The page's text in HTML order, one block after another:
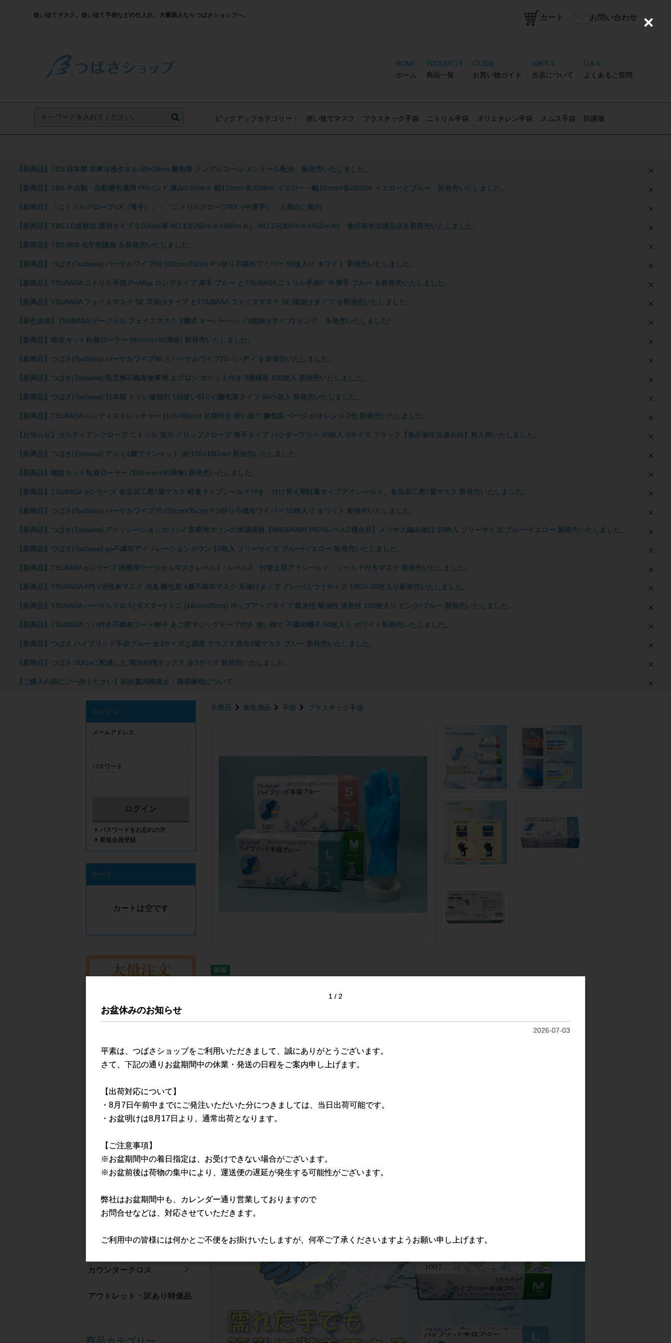
【新商品】TBS 日本製 氷爽冷感タオル 60×26cm 個包装 ノンアルコール メントール配合 新発売いたしました。
【新商品】TBS 半自動・自動梱包機用 PPバンド 厚み0.55ｍｍ 幅12mm×長3000ｍ イエロー・幅15mm×長2500ｍ イエローとブルー 新発売いたしました。
【新商品】「ニトリルグローブUX（薄手）」・「ニトリルグローブRX（中厚手）」入荷のご案内
【新商品】TBS LD規格袋 透明タイプ 0.03mm厚 NO.13(260ｍｍ×380ｍｍ)、NO.15(300ｍｍ×450ｍｍ) 食品衛生法適合品を新発売いたしました。
【新商品】TBS-B09 化学防護服 を新発売いたしました。
【新商品】つばさ(Tsubasa) バーサルワイプ50 (32cm×35cm) 4つ折り不織布ワイパー 50枚入り ホワイト 新発売いたしました。
【新商品】TSUBASA ニトリル手袋 ProMax ロングタイプ 厚手 ブルー とTSUBASA ニトリル手袋5⁺ 中厚手 ブルー を新発売いたしました。
【新商品】TSUBASA フェイスマスク SE 耳掛けタイプ とTSUBASA フェイスマスク SE 頭掛けタイプ を新発売いたしました。
【新色追加】TSUBASA サージカル フェイスマスク 3層式 オーバーヘッド(頭掛けタイプ) ピンク を発売いたしました!
【新商品】螺旋カット粘着ローラー (80ｍｍ×90周巻) 新発売いたしました。
【新商品】つばさ(Tsubasa) バーサルワイプ90 とバーサルワイプ70ハンディ を新発売いたしました。
【新商品】つばさ(Tsubasa) 乳児用不織布食事用 エプロン ポケット付き 3層構造 100枚入 新発売いたしました。
【新商品】つばさ(Tsubasa) 日本製 トイレ凝固剤 1回使い切りの個包装タイプ 60小袋入 新発売いたしました。
【新商品】TSUBASA ハンディストレッチャー (175×60cm) 足袋付き 使い捨て 個包装 ベージュ/オレンジ 2色 新発売いたしました。
【お知らせ】ガルディアングローブ ニトリル 強力 グリップグローブ 厚手タイプ パウダーフリー 50枚入 Sサイズ ブラック【食品衛生法適合品】再入荷いたしました。
【新商品】つばさ(Tsubasa) アルミ4層ブランケット (約105×180cm) 新発売いたしました。
【新商品】螺旋カット粘着ローラー (160ｍｍ×90周巻) 新発売いたしました。
【新商品】TSUBASA φシリーズ 食品加工用2層マスク 軽量タイプシールド付き、付け替え用軽量タイプアイシールド、食品加工用2層マスク 新発売いたしました。
【新商品】つばさ(Tsubasa) バーサルワイプ70 (32cm×35cm) 4つ折り不織布ワイパー 50枚入り ホワイト 新発売いたしました。
【新商品】つばさ(Tsubasa) アイソレーションガウン2 医療用ガウンの米国規格【ANSI/AAMI PB70レベル2適合品】メリヤス編み袖口 10枚入 フリーサイズ ブルー/イエロー 新発売いたしました。
【新商品】つばさ(Tsubasa) pp不織布アイソレーションガウン 10枚入 フリーサイズ ブルー/イエロー 新発売いたしました。
【新商品】TSUBASA φシリーズ 医療用サージカルマスクレベル1・レベル2、付替え用アイシールド、シールド付きマスク 新発売いたしました。
【新商品】TSUBASA 4PLY活性炭マスク 消臭 個包装 4層不織布マスク 耳掛けタイプ グレー/ふつうサイズ 1BOX-30枚入り新発売いたしました。
【新商品】TSUBASA バーサルクロス(ダスター) ミニ (16cm×20cm) ポップアップタイプ 吸水性 吸油性 速乾性 150枚入り ピンク/ブルー 新発売いたしました。
【新商品】TSUBASA ツバ付き不織布フード帽子 あご部マジックテープ付き 使い捨て 不織布帽子 50枚入り ホワイト新発売いたしました。
【新商品】つばさ ハイブリッド手袋ブルー 全3サイズと国産 クラスⅡ適合3層マスク ブルー 新発売いたしました。
【新商品】つばさ SDGsに配慮した 廃油処理ボックス 全3サイズ 新発売いたしました。
【ご購入の前にご一読ください】納品書同梱廃止・簡易梱包について
使い捨てマスク。使い捨て手袋などの仕入れ、大量購入ならつばさショップへ。 カート お問い合わせ
HOME
ホーム
PRODUCTS
商品一覧
GUIDE
お買い物ガイド
ABOUT
当店について
Q＆A
よくあるご質問
ピックアップカテゴリー： 使い捨てマスク プラスチック手袋 ニトリル手袋 ポリエチレン手袋 スムス手袋 防護服
全商品 衛生用品 手袋 プラスチック手袋
つばさ(Tsubasa) ハイブリッドグローブ パウダーフリー ラテックス
濡れた手でも簡単に装着できるニトリル配合したハイブリッド手袋。
ログイン
メールアドレス
パスワード
ログイン
パスワードをお忘れの方
新規会員登録
カート
カートは空です
商品カテゴリー
マスク
プラスチックエプロン
ギャザーキャップ
マイクロファイバー
カウンタークロス
アウトレット・訳あり特価品
商品カテゴリー
1 2
お盆休みのお知らせ
2026-07-03
平素は、つばさショップをご利用いただきまして、誠にありがとうございます。
さて、下記の通りお盆期間中の休業・発送の日程をご案内申し上げます。
【出荷対応について】
・8月7日午前中までにご発注いただいた分につきましては、当日出荷可能です。
・お盆明けは8月17日より、通常出荷となります。
【ご注意事項】
※お盆期間中の着日指定は、お受けできない場合がございます。
※お盆前後は荷物の集中により、運送便の遅延が発生する可能性がございます。
弊社はお盆期間中も、カレンダー通り営業しておりますので
お問合せなどは、対応させていただきます。
ご利用中の皆様には何かとご不便をお掛けいたしますが、何卒ご了承くださいますようお願い申し上げます。
C